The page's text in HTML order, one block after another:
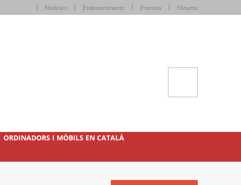
Notícies Esdeveniments Premsa Fòrums
ORDINADORS I MÒBILS EN CATALÀ